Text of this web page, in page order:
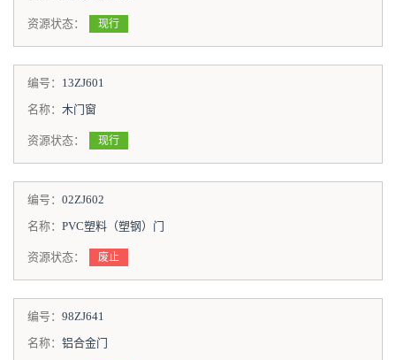
资源状态： 现行
编号： 13ZJ601
名称： 木门窗
资源状态： 现行
编号： 02ZJ602
名称： PVC塑料（塑钢）门
资源状态： 废止
编号： 98ZJ641
名称： 铝合金门